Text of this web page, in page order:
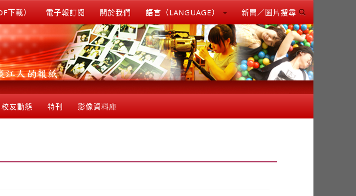
下載） 電子報訂閱 關於我們 語言（LANGUAGE） 新聞／圖片搜尋
校友動態 特刊 影像資料庫